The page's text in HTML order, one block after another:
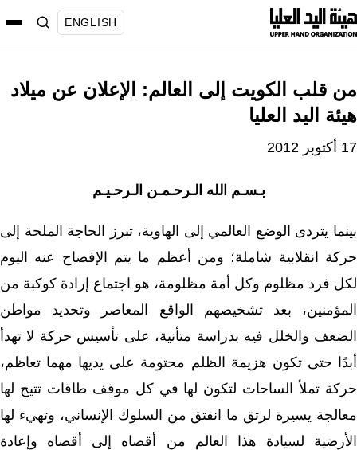
انتقل
إلى
ENGLISH
من قلب الكويت إلى العالم: الإعلان عن ميلاد
هيئة اليد العليا
17 أكتوبر 2012
بـسـم الله الـرحـمـن الـرحـيـم
بينما يتردى الوضع العالمي إلى الهاوية، تبرز الحاجة الملحة إلى
حركة انقلابية شاملة؛ ومن أعظم ما يتم الإفصاح عنه اليوم
لكل فرد مظلوم وكل أمة مظلومة، هو اجتماع إرادة كوكبة من
المؤمنين، بعد تشخيصهم الواقع المعاصر وتحديد مواطن
الضعف والخلل فيه بدراسة متأنية، على تأسيس حركة لا تهدأ
أبدًا حتى تكون هزيمة الظلم محتومة على يديها مهما تعاظم،
حركة تملأ الساحات لتكون لها في كل موقف طاقات تتيح لها
معالجة يسيرة لرتق ما انفتق من السلوك الإنساني، وتهيء لها
الأرضية لسيادة هذا العالم من أقصاه إلى أقصاه وإعادة